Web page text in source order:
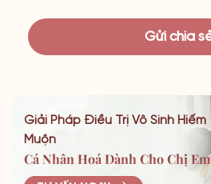
Giải Pháp Điều Trị Vô Sinh Hiếm
Muộn
Cá Nhân Hoá Dành Cho Chị Em